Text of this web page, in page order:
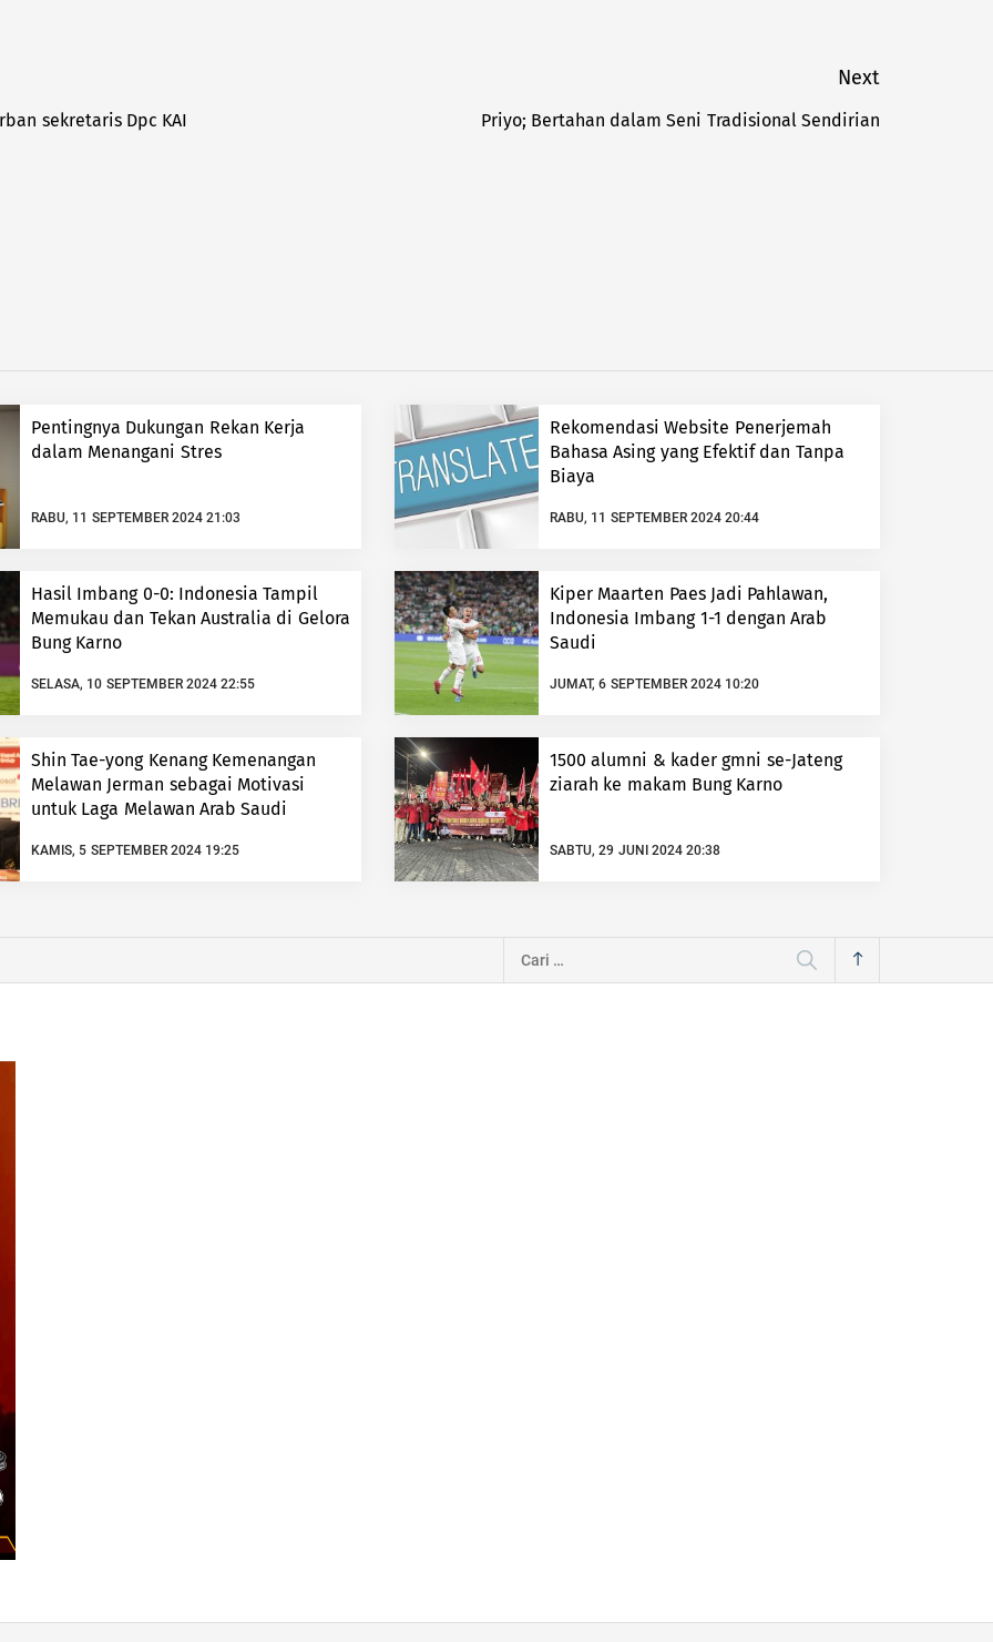
sekretaris Dpc KAI
Next
Priyo; Bertahan dalam Seni Tradisional Sendirian
Pentingnya Dukungan Rekan Kerja
dalam Menangani Stres
RABU, 11 SEPTEMBER 2024 21:03
Rekomendasi Website Penerjemah
Bahasa Asing yang Efektif dan Tanpa
Biaya
RABU, 11 SEPTEMBER 2024 20:44
Hasil Imbang 0-0: Indonesia Tampil
Memukau dan Tekan Australia di Gelora
Bung Karno
SELASA, 10 SEPTEMBER 2024 22:55
Kiper Maarten Paes Jadi Pahlawan,
Indonesia Imbang 1-1 dengan Arab
Saudi
JUMAT, 6 SEPTEMBER 2024 10:20
Shin Tae-yong Kenang Kemenangan
Melawan Jerman sebagai Motivasi
untuk Laga Melawan Arab Saudi
KAMIS, 5 SEPTEMBER 2024 19:25
1500 alumni & kader gmni se-Jateng
ziarah ke makam Bung Karno
SABTU, 29 JUNI 2024 20:38
Cari
untuk: